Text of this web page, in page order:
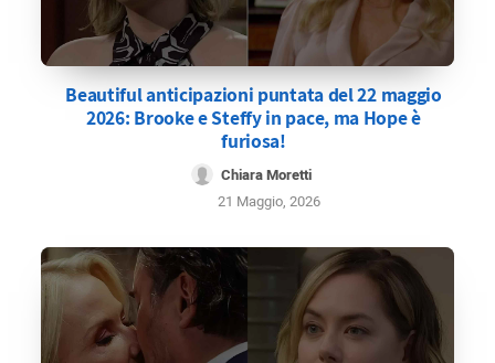
Beautiful anticipazioni puntata del 22 maggio
2026: Brooke e Steffy in pace, ma Hope è
furiosa!
Chiara Moretti
21 Maggio, 2026